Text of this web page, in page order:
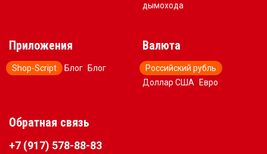
дымохода
Приложения
Shop-Script Блог Блог
Валюта
Российский рубль
Доллар США
Евро
Обратная связь
+7 (917) 578-88-83